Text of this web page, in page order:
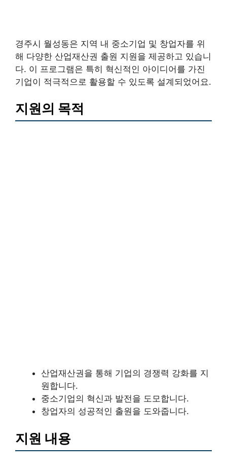
경주시 월성동은 지역 내 중소기업 및 창업자를 위
해 다양한 산업재산권 출원 지원을 제공하고 있습니
다. 이 프로그램은 특히 혁신적인 아이디어를 가진
기업이 적극적으로 활용할 수 있도록 설계되었어요.
지원의 목적
산업재산권을 통해 기업의 경쟁력 강화를 지
원합니다.
중소기업의 혁신과 발전을 도모합니다.
창업자의 성공적인 출원을 도와줍니다.
지원 내용